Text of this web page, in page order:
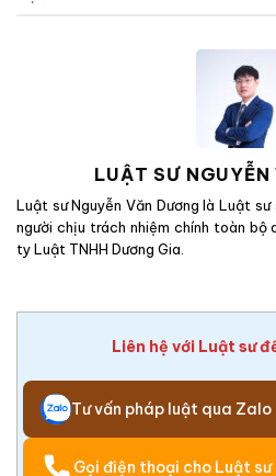
LUẬT SƯ NGUYỄN
Luật sư Nguyễn Văn Dương là Luật sư
người chịu trách nhiệm chính toàn
ty Luật TNHH Dương Gia.
Liên hệ với Luật sư
Tư vấn pháp luật qua Zalo
Gọi điện thoại cho Luật sư